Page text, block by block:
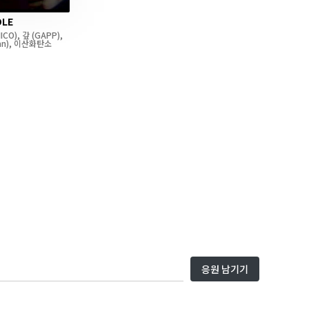
, 갚(GAPP),
, 이산화탄소
응원 남기기